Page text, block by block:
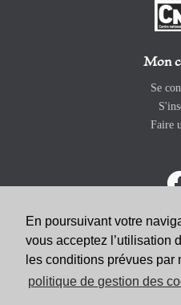
En poursuivant votre
vous acceptez l’utilisation
les conditions prévues par
politique de gestion des
Mon
Se
Faire